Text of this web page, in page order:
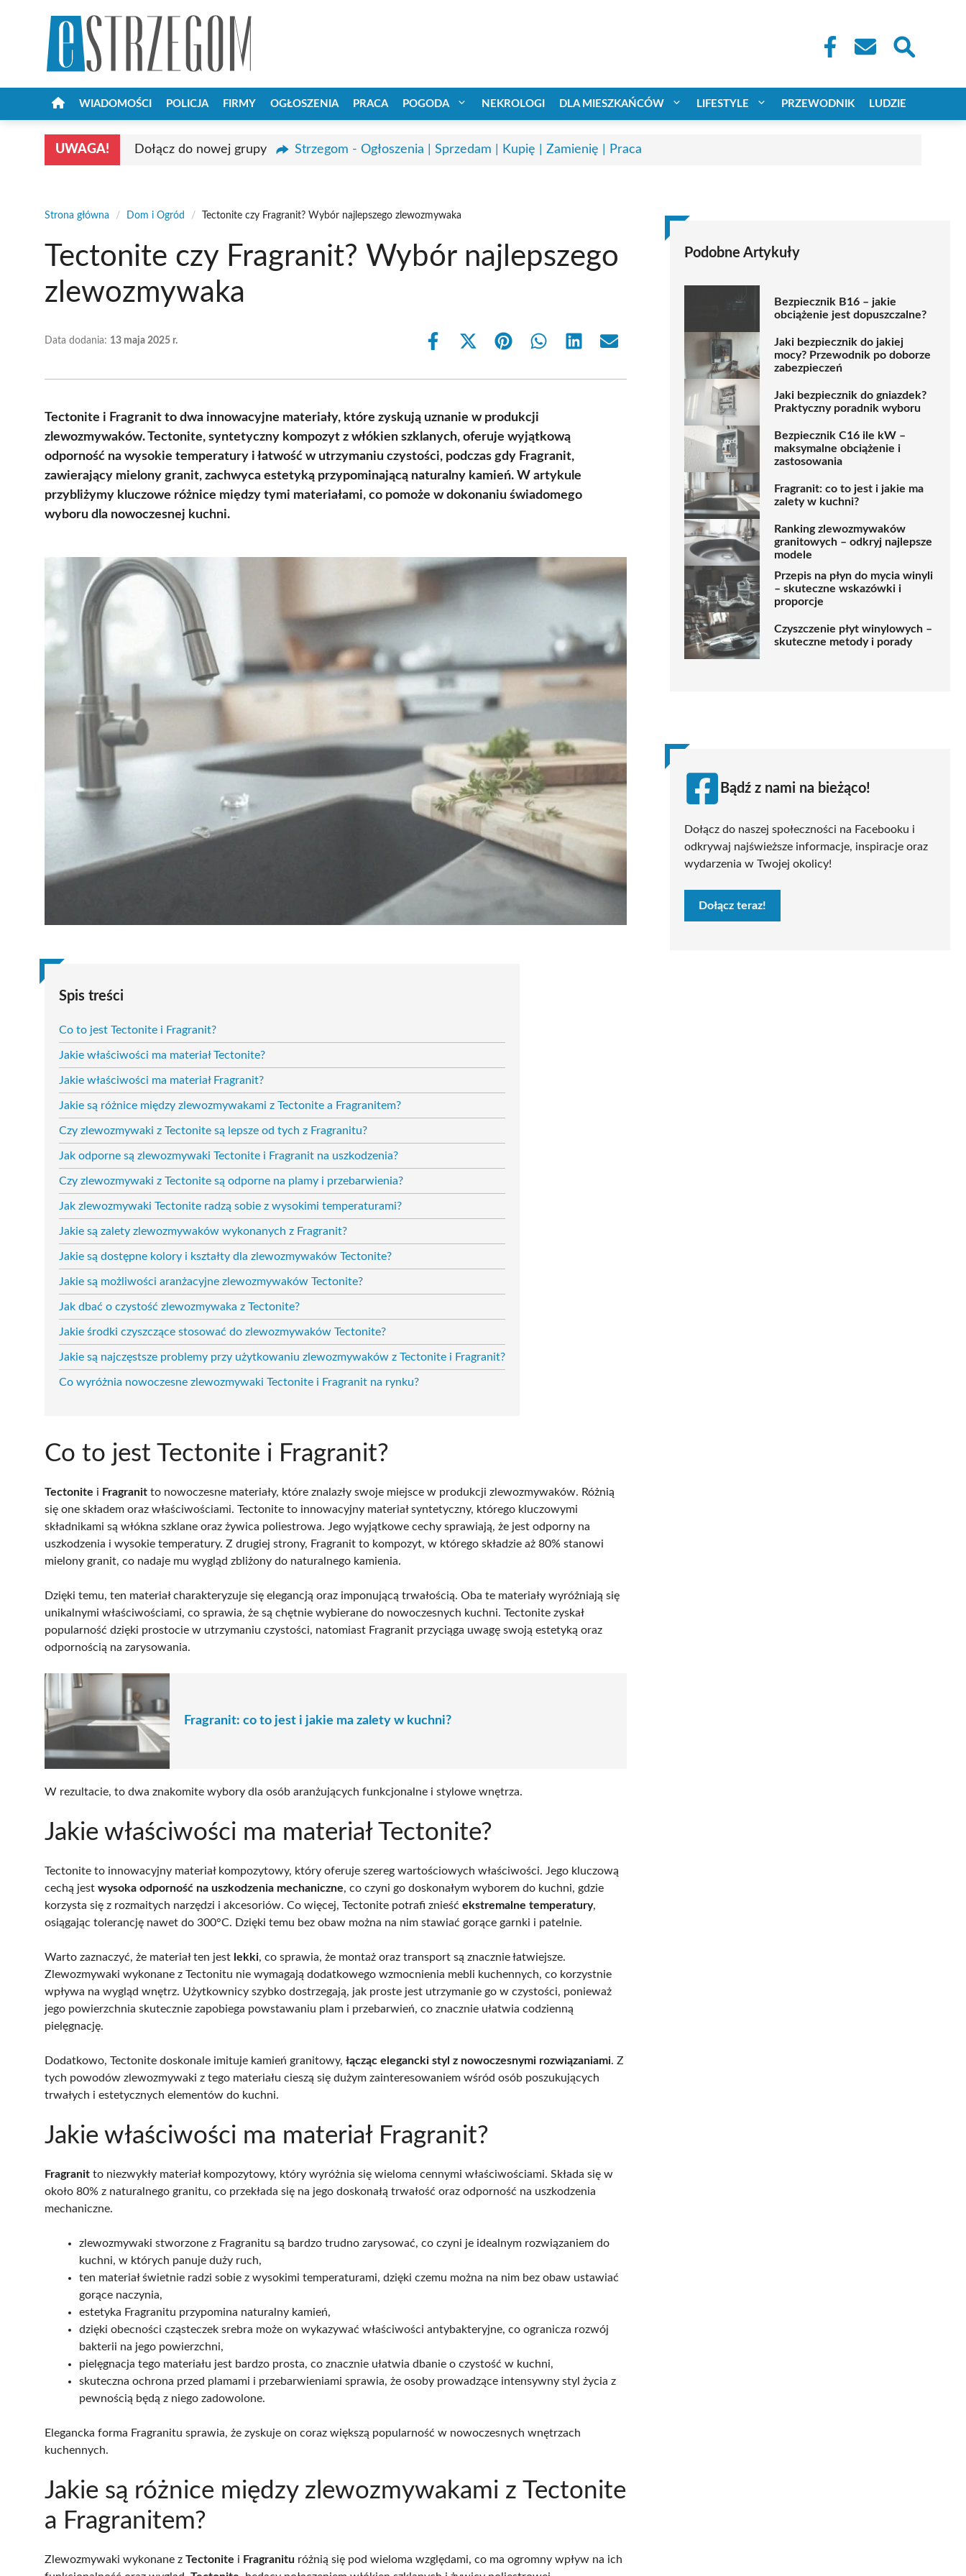
WIADOMOŚCI POLICJA FIRMY OGŁOSZENIA PRACA POGODA NEKROLOGI DLA MIESZKAŃCÓW LIFESTYLE PRZEWODNIK LUDZIE
UWAGA! Dołącz do nowej grupy Strzegom - Ogłoszenia | Sprzedam | Kupię | Zamienię | Praca
Strona główna / Dom i Ogród / Tectonite czy Fragranit? Wybór najlepszego zlewozmywaka
Tectonite czy Fragranit? Wybór najlepszego
zlewozmywaka
Data dodania: 13 maja 2025 r.
Share
Share
(Twitter)
Share Share Share Share
Tectonite i Fragranit to dwa innowacyjne materiały, które zyskują uznanie w produkcji
zlewozmywaków. Tectonite, syntetyczny kompozyt z włókien szklanych, oferuje wyjątkową
odporność na wysokie temperatury i łatwość w utrzymaniu czystości, podczas gdy Fragranit,
zawierający mielony granit, zachwyca estetyką przypominającą naturalny kamień. W artykule
przybliżymy kluczowe różnice między tymi materiałami, co pomoże w dokonaniu świadomego
wyboru dla nowoczesnej kuchni.
Spis treści
Co to jest Tectonite i Fragranit?
Jakie właściwości ma materiał Tectonite?
Jakie właściwości ma materiał Fragranit?
Jakie są różnice między zlewozmywakami z Tectonite a Fragranitem?
Czy zlewozmywaki z Tectonite są lepsze od tych z Fragranitu?
Jak odporne są zlewozmywaki Tectonite i Fragranit na uszkodzenia?
Czy zlewozmywaki z Tectonite są odporne na plamy i przebarwienia?
Jak zlewozmywaki Tectonite radzą sobie z wysokimi temperaturami?
Jakie są zalety zlewozmywaków wykonanych z Fragranit?
Jakie są dostępne kolory i kształty dla zlewozmywaków Tectonite?
Jakie są możliwości aranżacyjne zlewozmywaków Tectonite?
Jak dbać o czystość zlewozmywaka z Tectonite?
Jakie środki czyszczące stosować do zlewozmywaków Tectonite?
Jakie są najczęstsze problemy przy użytkowaniu zlewozmywaków z Tectonite i Fragranit?
Co wyróżnia nowoczesne zlewozmywaki Tectonite i Fragranit na rynku?
Co to jest Tectonite i Fragranit?
Tectonite i Fragranit to nowoczesne materiały, które znalazły swoje miejsce w produkcji zlewozmywaków. Różnią
się one składem oraz właściwościami. Tectonite to innowacyjny materiał syntetyczny, którego kluczowymi
składnikami są włókna szklane oraz żywica poliestrowa. Jego wyjątkowe cechy sprawiają, że jest odporny na
uszkodzenia i wysokie temperatury. Z drugiej strony, Fragranit to kompozyt, w którego składzie aż 80% stanowi
mielony granit, co nadaje mu wygląd zbliżony do naturalnego kamienia.
Dzięki temu, ten materiał charakteryzuje się elegancją oraz imponującą trwałością. Oba te materiały wyróżniają się
unikalnymi właściwościami, co sprawia, że są chętnie wybierane do nowoczesnych kuchni. Tectonite zyskał
popularność dzięki prostocie w utrzymaniu czystości, natomiast Fragranit przyciąga uwagę swoją estetyką oraz
odpornością na zarysowania.
Fragranit: co to jest i jakie ma zalety w kuchni?
W rezultacie, to dwa znakomite wybory dla osób aranżujących funkcjonalne i stylowe wnętrza.
Jakie właściwości ma materiał Tectonite?
Tectonite to innowacyjny materiał kompozytowy, który oferuje szereg wartościowych właściwości. Jego kluczową
cechą jest wysoka odporność na uszkodzenia mechaniczne, co czyni go doskonałym wyborem do kuchni, gdzie
korzysta się z rozmaitych narzędzi i akcesoriów. Co więcej, Tectonite potrafi znieść ekstremalne temperatury,
osiągając tolerancję nawet do 300°C. Dzięki temu bez obaw można na nim stawiać gorące garnki i patelnie.
Warto zaznaczyć, że materiał ten jest lekki, co sprawia, że montaż oraz transport są znacznie łatwiejsze.
Zlewozmywaki wykonane z Tectonitu nie wymagają dodatkowego wzmocnienia mebli kuchennych, co korzystnie
wpływa na wygląd wnętrz. Użytkownicy szybko dostrzegają, jak proste jest utrzymanie go w czystości, ponieważ
jego powierzchnia skutecznie zapobiega powstawaniu plam i przebarwień, co znacznie ułatwia codzienną
pielęgnację.
Dodatkowo, Tectonite doskonale imituje kamień granitowy, łącząc elegancki styl z nowoczesnymi rozwiązaniami. Z
tych powodów zlewozmywaki z tego materiału cieszą się dużym zainteresowaniem wśród osób poszukujących
trwałych i estetycznych elementów do kuchni.
Jakie właściwości ma materiał Fragranit?
Fragranit to niezwykły materiał kompozytowy, który wyróżnia się wieloma cennymi właściwościami. Składa się w
około 80% z naturalnego granitu, co przekłada się na jego doskonałą trwałość oraz odporność na uszkodzenia
mechaniczne.
zlewozmywaki stworzone z Fragranitu są bardzo trudno zarysować, co czyni je idealnym rozwiązaniem do
kuchni, w których panuje duży ruch,
ten materiał świetnie radzi sobie z wysokimi temperaturami, dzięki czemu można na nim bez obaw ustawiać
gorące naczynia,
estetyka Fragranitu przypomina naturalny kamień,
dzięki obecności cząsteczek srebra może on wykazywać właściwości antybakteryjne, co ogranicza rozwój
bakterii na jego powierzchni,
pielęgnacja tego materiału jest bardzo prosta, co znacznie ułatwia dbanie o czystość w kuchni,
skuteczna ochrona przed plamami i przebarwieniami sprawia, że osoby prowadzące intensywny styl życia z
pewnością będą z niego zadowolone.
Elegancka forma Fragranitu sprawia, że zyskuje on coraz większą popularność w nowoczesnych wnętrzach
kuchennych.
Jakie są różnice między zlewozmywakami z Tectonite
a Fragranitem?
Zlewozmywaki wykonane z Tectonite i Fragranitu różnią się pod wieloma względami, co ma ogromny wpływ na ich
Podobne Artykuły
Bezpiecznik B16 – jakie
obciążenie jest dopuszczalne?
Jaki bezpiecznik do jakiej
mocy? Przewodnik po doborze
zabezpieczeń
Jaki bezpiecznik do gniazdek?
Praktyczny poradnik wyboru
Bezpiecznik C16 ile kW –
maksymalne obciążenie i
zastosowania
Fragranit: co to jest i jakie ma
zalety w kuchni?
Ranking zlewozmywaków
granitowych – odkryj najlepsze
modele
Przepis na płyn do mycia winyli
– skuteczne wskazówki i
proporcje
Czyszczenie płyt winylowych –
skuteczne metody i porady
Bądź z nami na bieżąco!
Dołącz do naszej społeczności na Facebooku i
odkrywaj najświeższe informacje, inspiracje oraz
wydarzenia w Twojej okolicy!
Dołącz teraz!